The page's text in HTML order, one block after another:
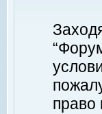
право